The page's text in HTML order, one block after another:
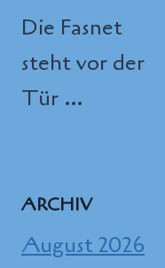
Die Fasnet
steht vor der
Tür …
ARCHIV
August 2026